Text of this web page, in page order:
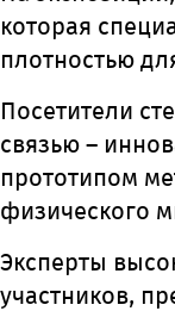
которая
плотностью
Посетители
связью –
прототипом
физического
Эксперты
участников,